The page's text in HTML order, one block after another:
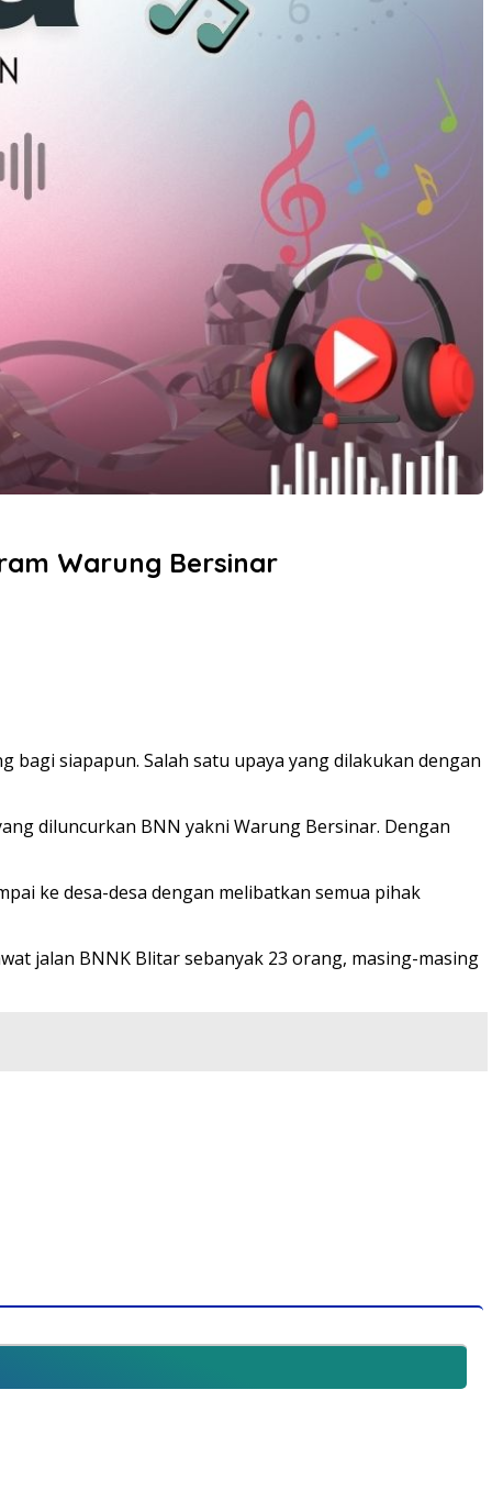
Warung Bersinar
siapapun. Salah satu upaya yang dilakukan dengan
diluncurkan BNN yakni Warung Bersinar. Dengan
ke desa-desa dengan melibatkan semua pihak
jalan BNNK Blitar sebanyak 23 orang, masing-masing